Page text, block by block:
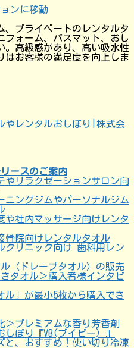
ンに移動
、プライベートのレンタルタ
フォーム、バスマット、おし
。高級感があり、高い吸水性
はお客様の満足度を向上しま
ースのご案内
やリラクゼーションサロン向
ニングジムやパーソナルジム
や社内マッサージ向けレンタ
骨院向けレンタルタオル
クリニック向け 歯科用レン
（ドレープタオル）の販売
タオル＞購入者様インタビ
ル」が最小5枚から購入でき
＞プレミアムな香り芳香剤
しぼり『VB(ブイビー) 』
ズと、おすすめ！使い切り冷凍